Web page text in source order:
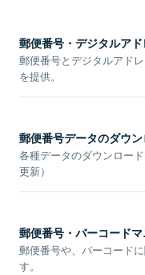
郵便番号・デジタルア
郵便番号とデジタルアド
を提供。
郵便番号データのダウ
各種データのダウンロー
更新）
郵便番号・バーコード
郵便番号や、バーコード
す。